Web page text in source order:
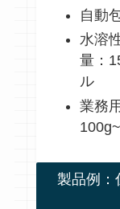
自動
水溶
量：
ル
業務
製品例：